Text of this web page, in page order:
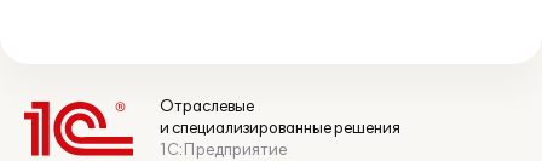
Отраслевые
и специализированные решения
1С:Предприятие